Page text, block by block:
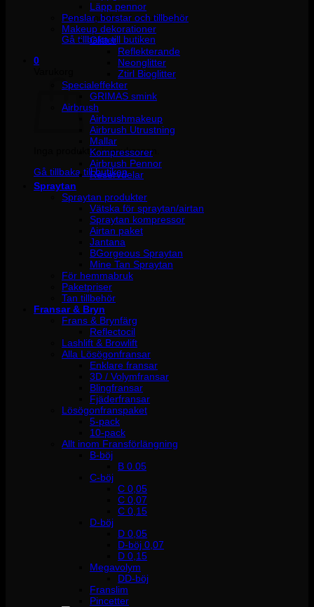
Inga produkter i varukorgen.
Gå tillbaka till butiken
0
Inga produkter i varukorgen.
Gå tillbaka till butiken
Läpp pennor
Penslar, borstar och tillbehör
Makeup dekorationer
Glitter
Reflekterande
Neonglitter
Ztirl Bioglitter
Specialeffekter
GRIMAS smink
Airbrush
Airbrushmakeup
Airbrush Utrustning
Mallar
Kompressorer
Airbrush Pennor
Reservdelar
Spraytan
Spraytan produkter
Vätska för spraytan/airtan
Spraytan kompressor
Airtan paket
Jantana
BGorgeous Spraytan
Mine Tan Spraytan
För hemmabruk
Paketpriser
Tan tillbehör
Fransar & Bryn
Frans & Brynfärg
Reflectocil
Lashlift & Browlift
Alla Lösögonfransar
Enklare fransar
3D / Volymfransar
Blingfransar
Fjäderfransar
Lösögonfranspaket
5-pack
10-pack
Allt inom Fransförlängning
B-böj
B 0.05
C-böj
C 0,05
C 0,07
C 0,15
D-böj
D 0,05
D-böj 0,07
D 0,15
Megavolym
DD-böj
Franslim
Pincetter